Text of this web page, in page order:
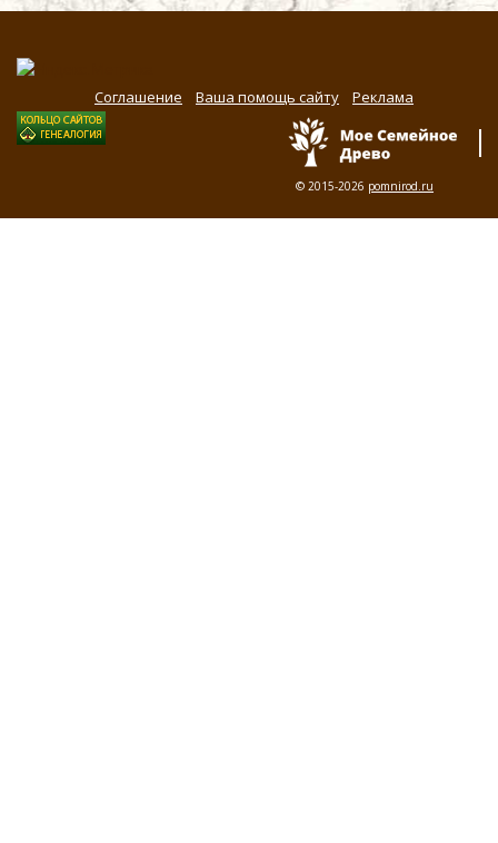
Соглашение Ваша помощь сайту Реклама
© 2015-2026 pomnirod.ru